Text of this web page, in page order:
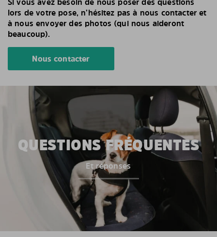
lors de votre pose, n’hésitez pas à nous contacter et
à nous envoyer des photos (qui nous aideront
beaucoup).
Nous contacter
QUESTIONS FRÉQUENTES
Et réponses